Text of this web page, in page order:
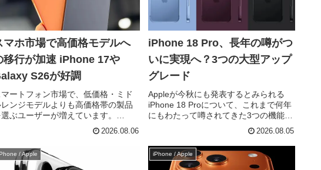
マホ市場で高価格モデルへ
行が加速 iPhone 17や
S26が好調
マートフォン市場で、低価格・ミド
レンジモデルよりも高価格帯の製品
ぶユーザーが増えています。
Researchの調査による
、2026年上半期には卸売価格600ド
以上のプレミアムスマートフォンが
場全体の29...
2026.08.06
iPhone 18 Pro、長年の噂がつ
いに実現へ？3つの大型アップ
グレード
Appleが今秋にも発表するとみられる
iPhone 18 Proについて、これまで何年
にもわたって噂されてきた3つの機能
が、いよいよ実現する可能性が高まっ
ています。今回注目されているのは、
カメラの可変絞り、Dynamic Islandの
小型...
2026.08.05
/ Apple iPhone / Apple